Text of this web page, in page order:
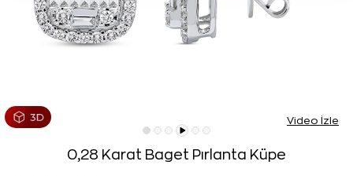
Video İzle
0,28 Karat Baget Pırlanta Küpe